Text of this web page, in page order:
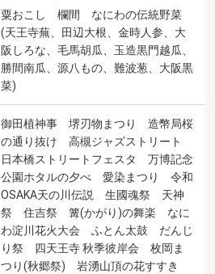
粟おこし 欄間 なにわの伝統野菜
(天王寺蕪、田辺大根、金時人参、大
阪しろな、毛馬胡瓜、玉造黒門越瓜、
勝間南瓜、源八もの、難波葱、大阪黒
菜)
御田植神事 堺刃物まつり 造幣局桜
の通り抜け 高槻ジャズストリート
日本橋ストリートフェスタ 万博記念
公園ホタルの夕べ 愛染まつり 令和
OSAKA天の川伝説 生國魂祭 天神
祭 住吉祭 篝(かがり)の舞楽 なに
わ淀川花火大会 ふとん太鼓 だんじ
り祭 四天王寺 秋季彼岸会 枚岡ま
つり(秋郷祭) 岩湧山頂の花すすき